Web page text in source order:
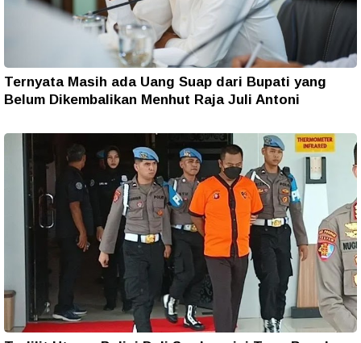
Ternyata Masih ada Uang Suap dari Bupati yang
Belum Dikembalikan Menhut Raja Juli Antoni